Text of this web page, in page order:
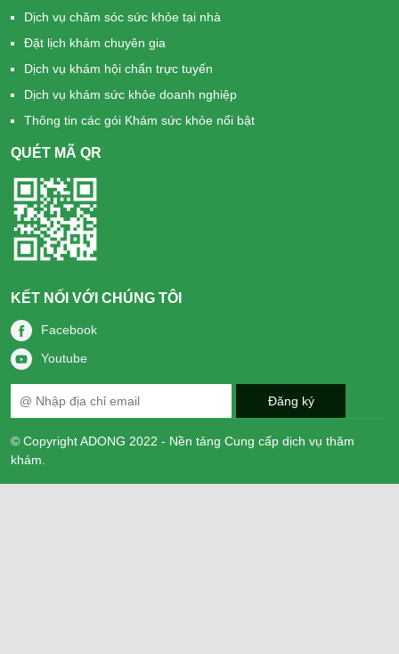
Dịch vụ chăm sóc sức khỏe tại nhà
Đặt lịch khám chuyên gia
Dịch vụ khám hội chẩn trực tuyến
Dịch vụ khám sức khỏe doanh nghiệp
Thông tin các gói Khám sức khỏe nổi bật
QUÉT MÃ QR
KẾT NỐI VỚI CHÚNG TÔI
Facebook
Youtube
© Copyright ADONG 2022 - Nền tảng Cung cấp dịch vụ thăm
khám.